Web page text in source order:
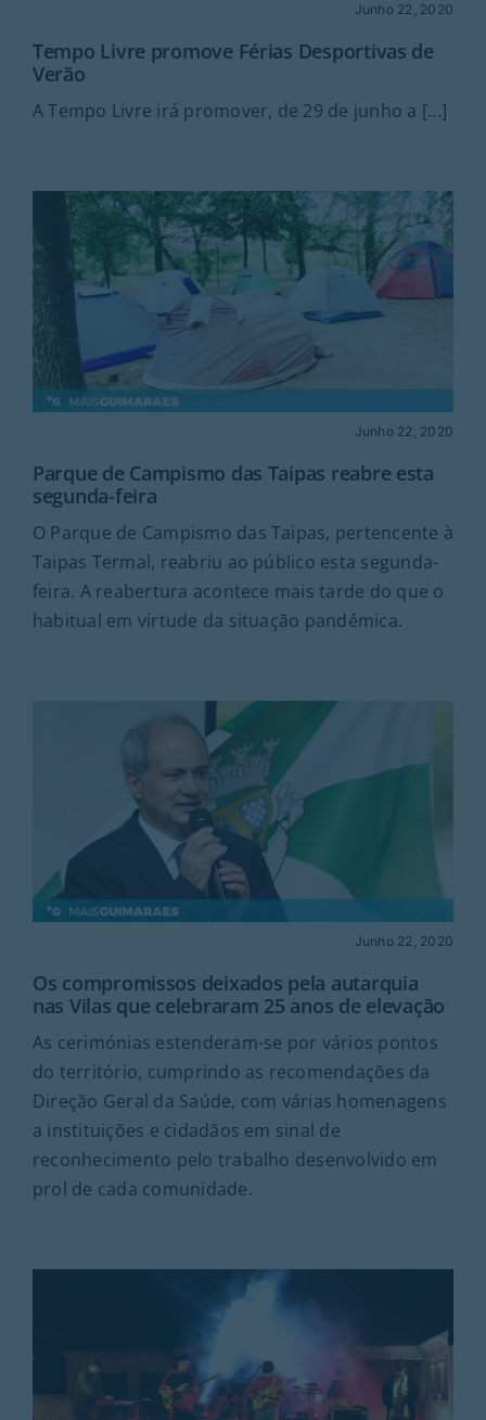
Jornal
Search
For:
Junho 22, 2020
Tempo Livre promove Férias Desportivas de
Verão
A Tempo Livre irá promover, de 29 de junho a [...]
Junho 22, 2020
Parque de Campismo das Taipas reabre esta
segunda-feira
O Parque de Campismo das Taipas, pertencente à
Taipas Termal, reabriu ao público esta segunda-
feira. A reabertura acontece mais tarde do que o
habitual em virtude da situação pandémica.
Junho 22, 2020
Os compromissos deixados pela autarquia
nas Vilas que celebraram 25 anos de elevação
As cerimónias estenderam-se por vários pontos
do território, cumprindo as recomendações da
Direção Geral da Saúde, com várias homenagens
a instituições e cidadãos em sinal de
reconhecimento pelo trabalho desenvolvido em
prol de cada comunidade.